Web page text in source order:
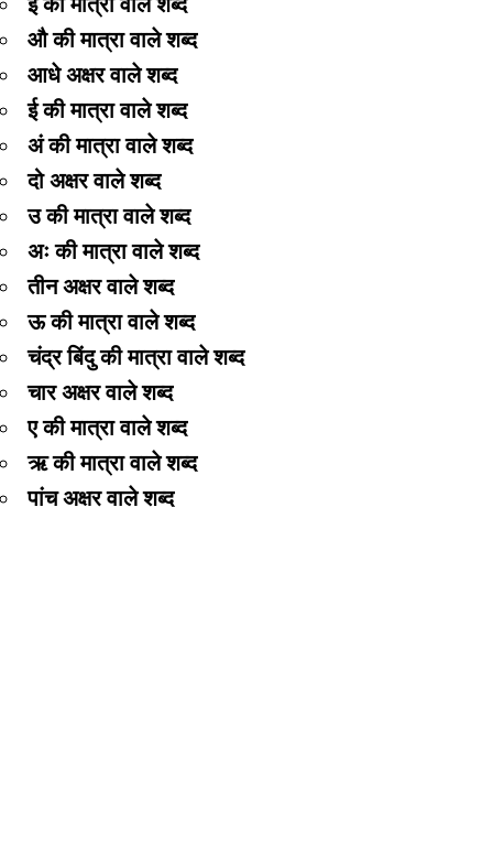
औ की मात्रा वाले शब्द
आधे अक्षर वाले शब्द
ई की मात्रा वाले शब्द
अं की मात्रा वाले शब्द
दो अक्षर वाले शब्द
उ की मात्रा वाले शब्द
अः की मात्रा वाले शब्द
तीन अक्षर वाले शब्द
ऊ की मात्रा वाले शब्द
चंद्र बिंदु की मात्रा वाले शब्द
चार अक्षर वाले शब्द
ए की मात्रा वाले शब्द
ऋ की मात्रा वाले शब्द
पांच अक्षर वाले शब्द